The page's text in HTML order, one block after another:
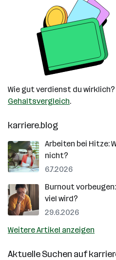
Wie gut verdienst du
Gehaltsvergleich.
karriere.blog
Arbeiten bei Hitze:
nicht?
6.7.2026
Burnout
viel wird?
29.6.2026
Weitere Artikel anzeigen
Aktuelle Suchen auf